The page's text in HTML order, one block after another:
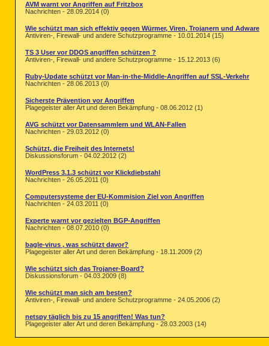
AVM warnt vor Angriffen auf Fritzbox
Nachrichten - 28.09.2014 (0)
Wie schützt man sich effektiv gegen Würmer, Viren, Trojanern und Adware
Antiviren-, Firewall- und andere Schutzprogramme - 10.01.2014 (15)
TS 3 User vor DDOS angriffen schützen ?
Antiviren-, Firewall- und andere Schutzprogramme - 15.12.2013 (6)
Ruby-Update schützt vor Man-in-the-Middle-Angriffen auf SSL-Verkehr
Nachrichten - 28.06.2013 (0)
Sicherste Prävention vor Angriffen
Plagegeister aller Art und deren Bekämpfung - 08.06.2012 (1)
AVG schützt vor Datensammlern und WLAN-Fallen
Nachrichten - 29.03.2012 (0)
Schützt, die Freiheit des Internets!
Diskussionsforum - 04.02.2012 (2)
WordPress 3.1.3 schützt vor Klickdiebstahl
Nachrichten - 26.05.2011 (0)
Computersysteme der EU-Kommision Ziel von Angriffen
Nachrichten - 24.03.2011 (0)
Experte warnt vor gezielten BGP-Angriffen
Nachrichten - 08.07.2010 (0)
bagle-virus , was schützt davor?
Plagegeister aller Art und deren Bekämpfung - 18.11.2009 (2)
Wie schützt sich das Trojaner-Board?
Diskussionsforum - 04.03.2009 (8)
Wie schützt man sich am besten?
Antiviren-, Firewall- und andere Schutzprogramme - 24.05.2006 (2)
netspy täglich bis zu 15 angriffen! Was tun?
Plagegeister aller Art und deren Bekämpfung - 28.03.2003 (14)